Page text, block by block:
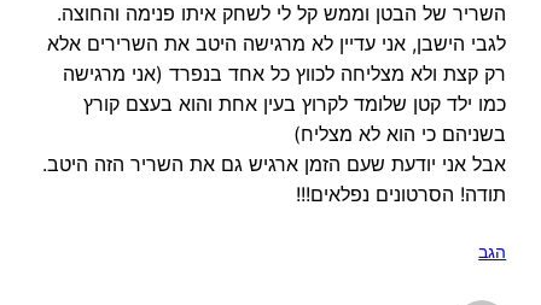
השריר של הבטן וממש קל לי לשחק איתו פנימה והחוצה.
לגבי הישבן, אני עדיין לא מרגישה היטב את השרירים אלא
רק קצת ולא מצליחה לכווץ כל אחד בנפרד (אני מרגישה
כמו ילד קטן שלומד לקרוץ בעין אחת והוא בעצם קורץ
בשניהם כי הוא לא מצליח)
אבל אני יודעת שעם הזמן ארגיש גם את השריר הזה היטב.
תודה! הסרטונים נפלאים!!!
הגב